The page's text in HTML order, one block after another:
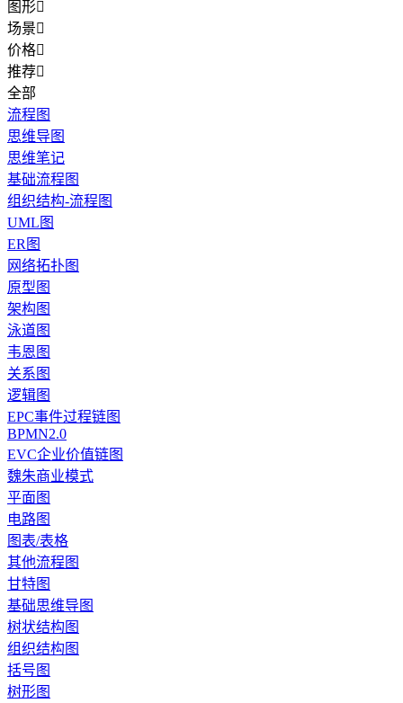
图形
场景
价格
推荐
全部
流程图
思维导图
思维笔记
基础流程图
组织结构-流程图
UML图
ER图
网络拓扑图
原型图
架构图
泳道图
韦恩图
关系图
逻辑图
EPC事件过程链图
BPMN2.0
EVC企业价值链图
魏朱商业模式
平面图
电路图
图表/表格
其他流程图
甘特图
基础思维导图
树状结构图
组织结构图
括号图
树形图